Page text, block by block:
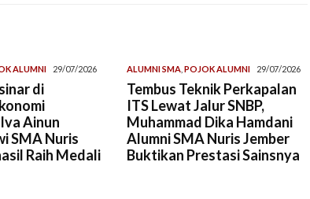
ALUMNI 29/07/2026
di
Ainun
SMA Nuris
Raih Medali
ALUMNI SMA ,POJOK ALUMNI 29/07/2026
Tembus Teknik Perkapalan
ITS Lewat Jalur SNBP,
Muhammad Dika Hamdani
Alumni SMA Nuris Jember
Buktikan Prestasi Sainsnya